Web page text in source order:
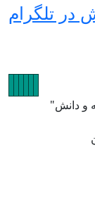
در تلگرام
"به پیش" بیانگر اندیشه، نقد، نظر، تجربه و دانش